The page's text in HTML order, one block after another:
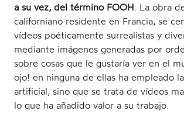
a su vez, del término FOOH. La obra
californiano residente en Francia, se
vídeos poéticamente surrealistas y
mediante imágenes generadas por
sobre cosas que le gustaría ver en el
ojo! en ninguna de ellas ha empleado
artificial, sino que se trata de vídeos
lo que ha añadido valor a su trabajo.